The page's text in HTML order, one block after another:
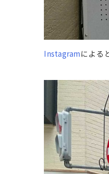
Instagramによる